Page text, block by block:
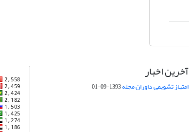
آخرین اخبار
امتیاز تشویقی داوران مجله1393-09-01